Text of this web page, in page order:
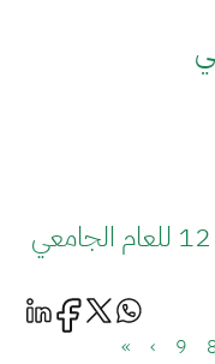
المجلس العلمي يعقد جلسته الـ 12 للعام الجامعي
الصفحة
9 الصفحة التالية›
Last page
»